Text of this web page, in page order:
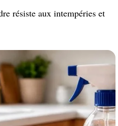
résiste aux intempéries et